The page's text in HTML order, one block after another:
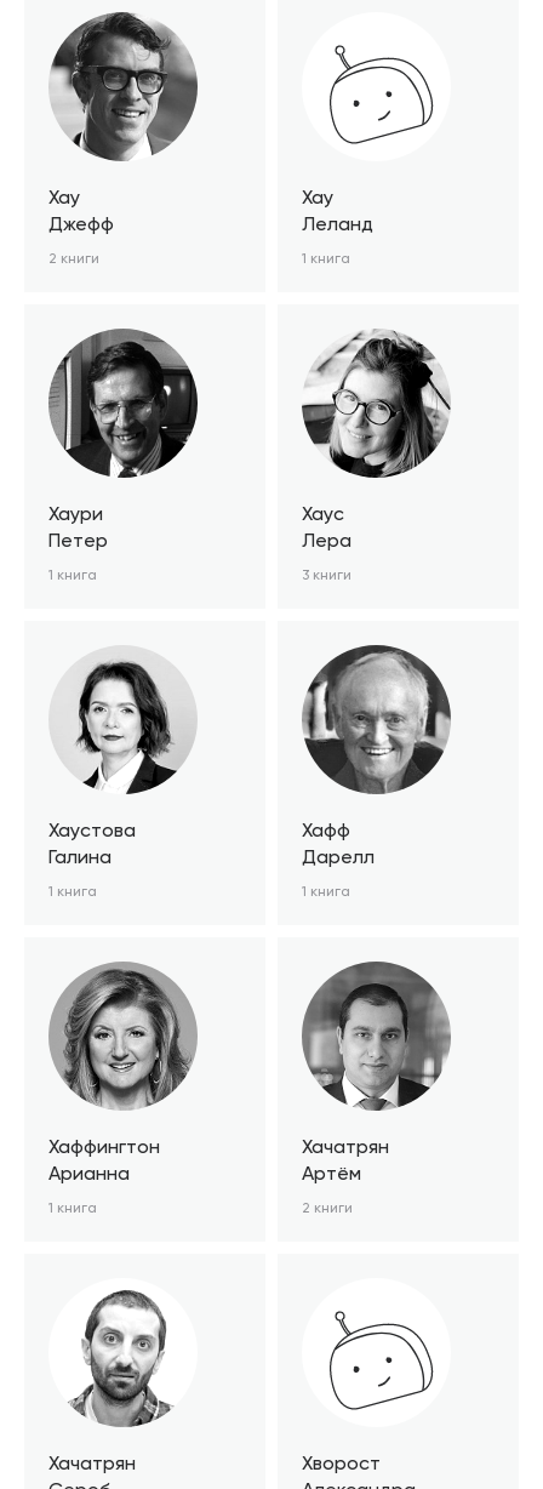
Хау
Джефф
2 книги
Хау
Леланд
1 книга
Хаури
Петер
1 книга
Хаус
Лера
3 книги
Хаустова
Галина
1 книга
Хафф
Дарелл
1 книга
Хаффингтон
Арианна
1 книга
Хачатрян
Артём
2 книги
Хачатрян
Хворост